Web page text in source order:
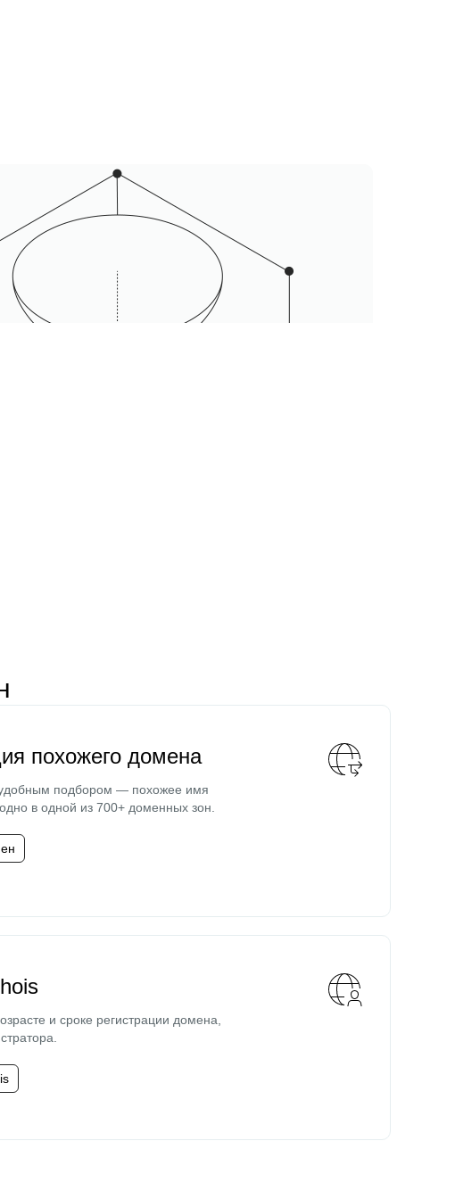
похожего домена
удобным подбором — похожее имя
в одной из 700+ доменных зон.
и сроке регистрации домена,